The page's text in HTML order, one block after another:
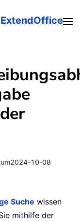
2024-10-08
Suche wissen
mithilfe der